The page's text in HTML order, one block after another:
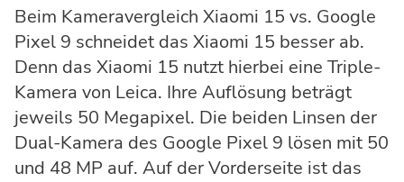
Beim Kameravergleich Xiaomi 15 vs. Google
Pixel 9 schneidet das Xiaomi 15 besser ab.
Denn das Xiaomi 15 nutzt hierbei eine Triple-
Kamera von Leica. Ihre Auflösung beträgt
jeweils 50 Megapixel. Die beiden Linsen der
Dual-Kamera des Google Pixel 9 lösen mit 50
und 48 MP auf. Auf der Vorderseite ist das